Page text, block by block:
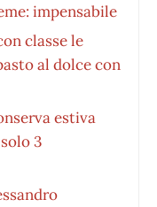
impensabile
classe le
al dolce con
estiva
3